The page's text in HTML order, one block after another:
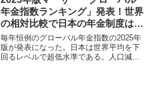
存在する。
年金指数ランキング」発表！世界
の相対比較で日本の年金制度は超
低水準だが信頼してて大丈夫？
毎年恒例のグローバル年金指数の2025年
版が発表になった。日本は世界平均を下
回るレベルで超低水準である。人口減